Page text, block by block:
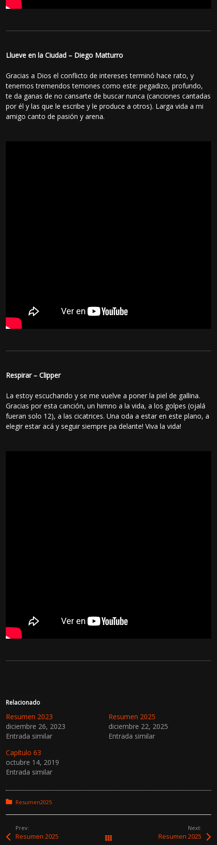
Llueve en la Ciudad – Diego Matturro
Gracias a Dios el conflicto de intereses terminó hace rato, y
tenemos tremendos temones como este: pegadizo, profundo,
te da ganas de no cansarte de buscar nunca (canciones cantadas
por él y las que le escribe y le produce a otros). Larga vida a mi
amigo canto de pasión y arena.
Respirar – Clipper
La estoy escuchando y se me vuelve a poner la piel de gallina.
Gracias por esta canción, un himno a la vida, a los golpes (ojalá
fueran solo 12), a las cicatrices. Una oda a estar en este plano, a
elegir estar acá y seguir siempre pa delante! Viva la vida!
Relacionado
Resumen 2023
diciembre 26, 2023
Entrada similar
Resumen 2025
diciembre 22, 2025
Entrada similar
Capítulo 63
octubre 14, 2019
Entrada similar
Posted in:
Resumen2025
Prev:
Resumen 2025
Next:
Resumen 2025